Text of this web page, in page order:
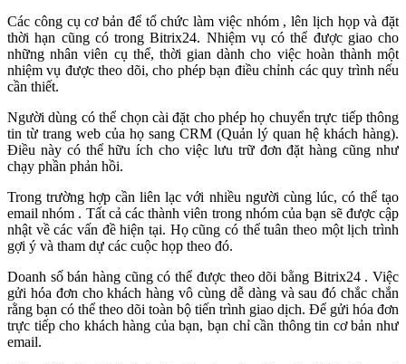
Các công cụ cơ bản để tổ chức làm việc nhóm , lên lịch họp và đặt
thời hạn cũng có trong Bitrix24. Nhiệm vụ có thể được giao cho
những nhân viên cụ thể, thời gian dành cho việc hoàn thành một
nhiệm vụ được theo dõi, cho phép bạn điều chỉnh các quy trình nếu
cần thiết.
Người dùng có thể chọn cài đặt cho phép họ chuyển trực tiếp thông
tin từ trang web của họ sang CRM (Quản lý quan hệ khách hàng).
Điều này có thể hữu ích cho việc lưu trữ đơn đặt hàng cũng như
chạy phần phản hồi.
Trong trường hợp cần liên lạc với nhiều người cùng lúc, có thể tạo
email nhóm . Tất cả các thành viên trong nhóm của bạn sẽ được cập
nhật về các vấn đề hiện tại. Họ cũng có thể tuân theo một lịch trình
gợi ý và tham dự các cuộc họp theo đó.
Doanh số bán hàng cũng có thể được theo dõi bằng Bitrix24 . Việc
gửi hóa đơn cho khách hàng vô cùng dễ dàng và sau đó chắc chắn
rằng bạn có thể theo dõi toàn bộ tiến trình giao dịch. Để gửi hóa đơn
trực tiếp cho khách hàng của bạn, bạn chỉ cần thông tin cơ bản như
email.